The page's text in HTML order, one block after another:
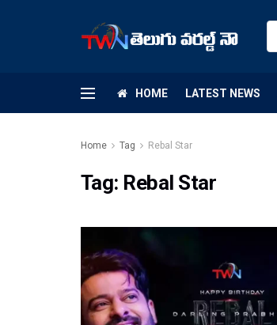
HOME LATEST NEWS
Home Tag Rebal Star
Tag: Rebal Star